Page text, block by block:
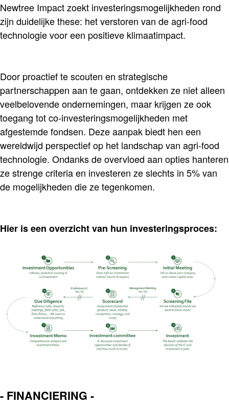
Newtree Impact zoekt investeringsmogelijkheden rond
zijn duidelijke these: het verstoren van de agri-food
technologie voor een positieve klimaatimpact.
Door proactief te scouten en strategische
partnerschappen aan te gaan, ontdekken ze niet alleen
veelbelovende ondernemingen, maar krijgen ze ook
toegang tot co-investeringsmogelijkheden met
afgestemde fondsen. Deze aanpak biedt hen een
wereldwijd perspectief op het landschap van agri-food
technologie. Ondanks de overvloed aan opties hanteren
ze strenge criteria en investeren ze slechts in 5% van
de mogelijkheden die ze tegenkomen.
Hier is een overzicht van hun investeringsproces:
- FINANCIERING -